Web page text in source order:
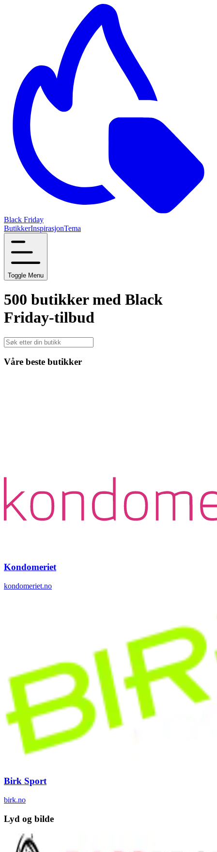
Black Friday
ButikkerInspirasjonTema
Toggle Menu
500 butikker med Black
Friday-tilbud
Våre beste butikker
Kondomeriet
kondomeriet.no
Birk Sport
birk.no
Lyd og bilde